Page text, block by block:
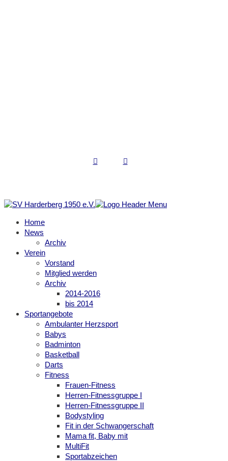
Home
News
Archiv
Verein
Vorstand
Mitglied werden
Archiv
2014-2016
bis 2014
Sportangebote
Ambulanter Herzsport
Babys
Badminton
Basketball
Darts
Fitness
Frauen-Fitness
Herren-Fitnessgruppe I
Herren-Fitnessgruppe II
Bodystyling
Fit in der Schwangerschaft
Mama fit, Baby mit
MultiFit
Sportabzeichen